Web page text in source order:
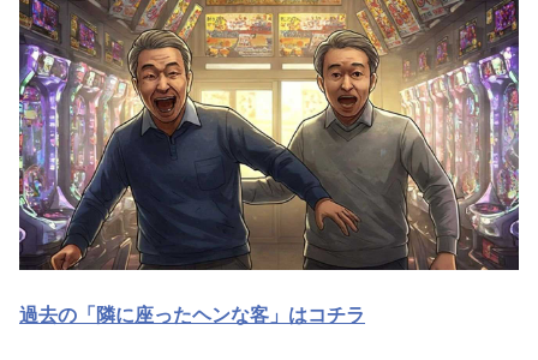
過去の「隣に座ったヘンな客」はコチラ